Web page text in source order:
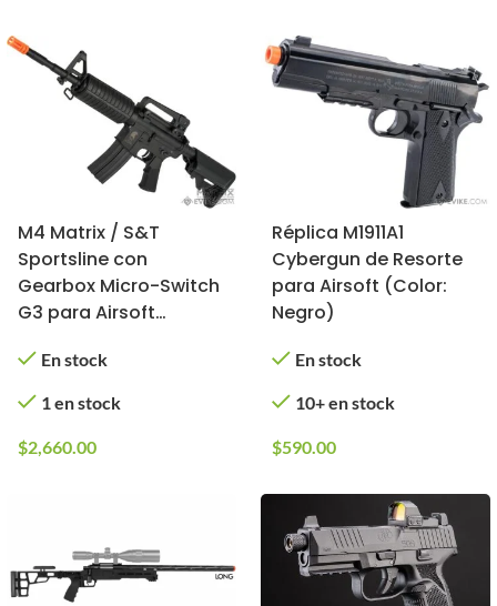
M4 Matrix / S&T
Sportsline con
Gearbox Micro-Switch
G3 para Airsoft
/ Negro)
En stock
1 en stock
$2,660.00
Réplica M1911A1
Cybergun de Resorte
para Airsoft (Color:
Negro)
En stock
10+ en stock
$590.00